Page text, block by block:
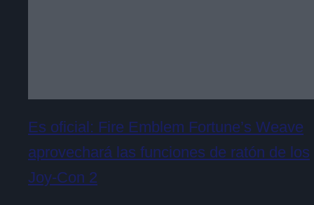
Es oficial: Fire Emblem Fortune’s Weave
aprovechará las funciones de ratón de los
Joy-Con 2